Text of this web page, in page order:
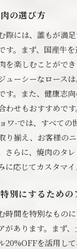
の選び方
際には、誰もが満
す。まず、国産牛
を楽しむことがで
ューシーなロース
す。また、健康志
わせもおすすめで
ワ-では、すべての
り揃え、お客様の
さらに、焼肉のタ
に応じてカスタマイ
別にするための
時間を特別なものに
があります。まず
20%OFFを活用し